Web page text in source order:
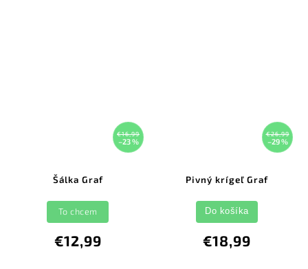
€16,99
–23 %
Šálka Graf
€12,99
To chcem
€26,99
–29 %
Pivný krígeľ Graf
€18,99
Do košíka